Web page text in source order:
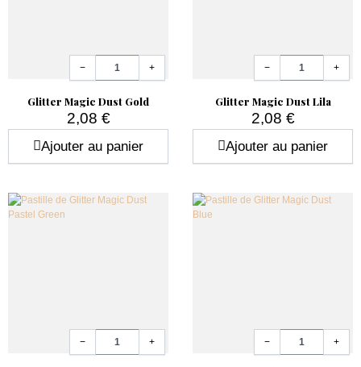
Glitter Magic Dust Gold
2,08 €
− +
Ajouter au panier
Glitter Magic Dust Lila
2,08 €
− +
Ajouter au panier
− + − +